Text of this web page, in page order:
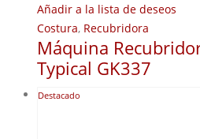
Añadir a la lista de deseos
Costura, Recubridora
Máquina
Typical GK337
Destacado